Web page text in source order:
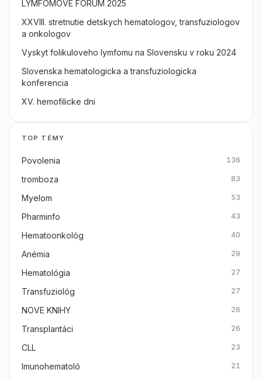
LYMFOMOVE FORUM 2025
XXVIII. stretnutie detskych hematologov, transfuziologov
a onkologov
Vyskyt folikuloveho lymfomu na Slovensku v roku 2024
Slovenska hematologicka a transfuziologicka
konferencia
XV. hemofilicke dni
TOP TÉMY
Povolenia 136
tromboza 83
Myelom 53
Pharminfo 43
Hematoonkológ 40
Anémia 29
Hematológia 27
Transfuziológ 27
NOVE KNIHY 26
Transplantáci 26
CLL 23
Imunohematoló 21